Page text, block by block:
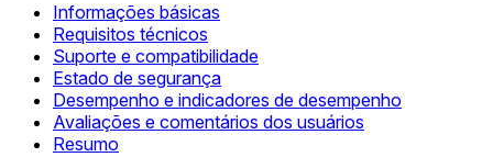
Informações básicas
Requisitos técnicos
Suporte e compatibilidade
Estado de segurança
Desempenho e indicadores de desempenho
Avaliações e comentários dos usuários
Resumo